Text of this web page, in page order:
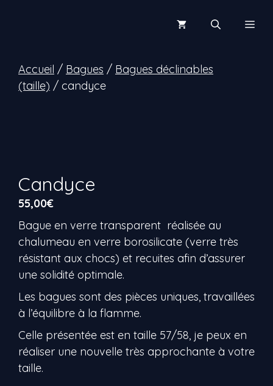
Accueil / Bagues / Bagues déclinables
(taille) / candyce
Candyce
55,00€
Bague en verre transparent réalisée au
chalumeau en verre borosilicate (verre très
résistant aux chocs) et recuites afin d’assurer
une solidité optimale.
Les bagues sont des pièces uniques, travaillées
à l’équilibre à la flamme.
Celle présentée est en taille 57/58, je peux en
réaliser une nouvelle très approchante à votre
taille.